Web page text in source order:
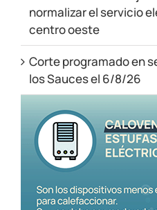
normalizar el servicio
centro oeste
Corte programado en
los Sauces el 6/8/26